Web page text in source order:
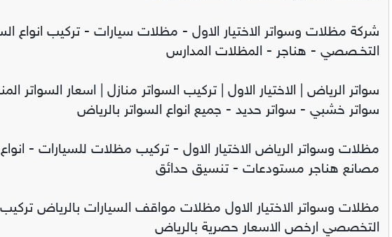
شركة مظلات وسواتر الاختيار الاول - مظلات سيارات - تركيب انواع
التخـصصي - هناجر - المظلات المدارس
سواتر الرياض | الاختيار الاول | تركيب السواتر منازل | اسعار السواتر
سواتر خشبي - سواتر حديد - جميع انواع السواتر بالرياض
مظلات وسواتر الرياض الاختيار الاول - تركيب مظلات للسيارات -
مصانع هناجر مستودعات - تنسيق حدائق
مظلات وسواتر الاختيار الاول مظلات مواقف السيارات بالرياض
التخصصي ارخص الاسعار حصرية بالرياض